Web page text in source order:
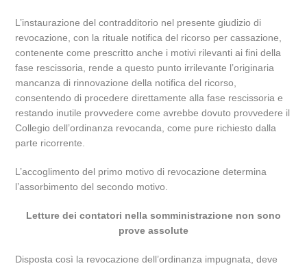
L’instaurazione del contradditorio nel presente giudizio di
revocazione, con la rituale notifica del ricorso per cassazione,
contenente come prescritto anche i motivi rilevanti ai fini della
fase rescissoria, rende a questo punto irrilevante l’originaria
mancanza di rinnovazione della notifica del ricorso,
consentendo di procedere direttamente alla fase rescissoria e
restando inutile provvedere come avrebbe dovuto provvedere il
Collegio dell’ordinanza revocanda, come pure richiesto dalla
parte ricorrente.
L’accoglimento del primo motivo di revocazione determina
l’assorbimento del secondo motivo.
Letture dei contatori nella somministrazione non sono
prove assolute
Disposta così la revocazione dell’ordinanza impugnata, deve